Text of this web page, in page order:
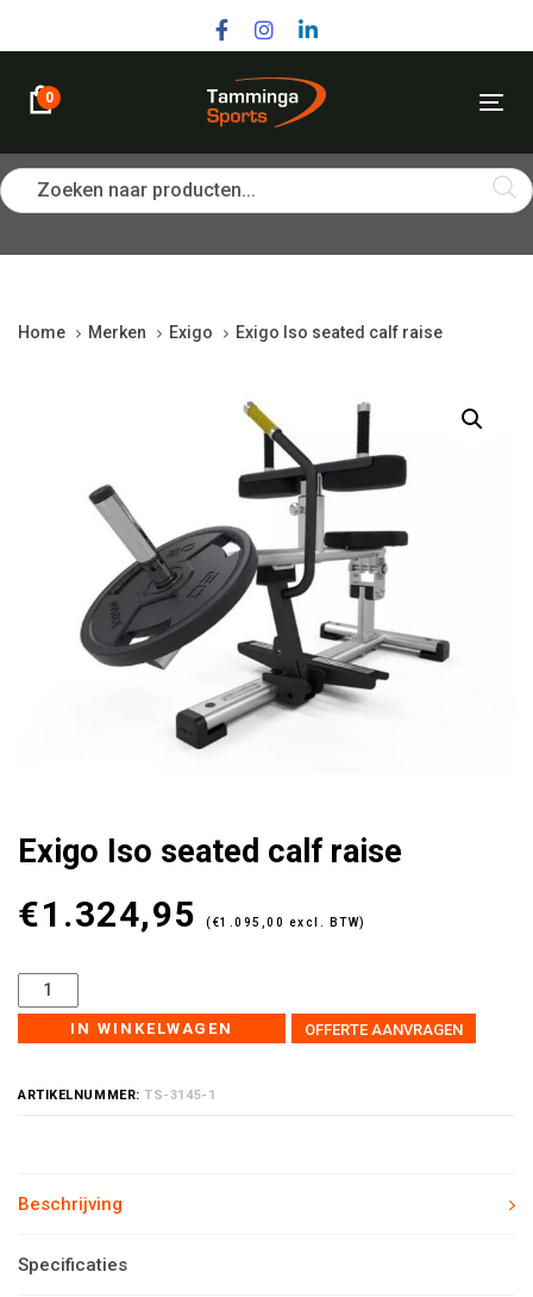
navigation
content
0
Zoeken naar producten...
Home Merken Exigo Exigo Iso seated calf raise
Exigo Iso seated calf raise
€1.324,95 (€1.095,00 excl. BTW)
IN WINKELWAGEN OFFERTE AANVRAGEN
ARTIKELNUMMER:TS-3145-1
Beschrijving
Specificaties